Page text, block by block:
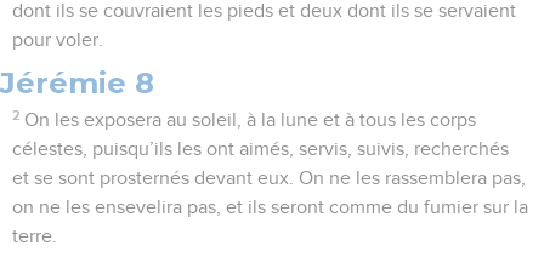
dont ils se couvraient les pieds et deux dont ils se servaient
pour voler.
Jérémie 8
2 On les exposera au soleil, à la lune et à tous les corps
célestes, puisqu’ils les ont aimés, servis, suivis, recherchés
et se sont prosternés devant eux. On ne les rassemblera pas,
on ne les ensevelira pas, et ils seront comme du fumier sur la
terre.